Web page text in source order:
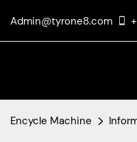
Admin@tyrone8.com
Encycle Machine